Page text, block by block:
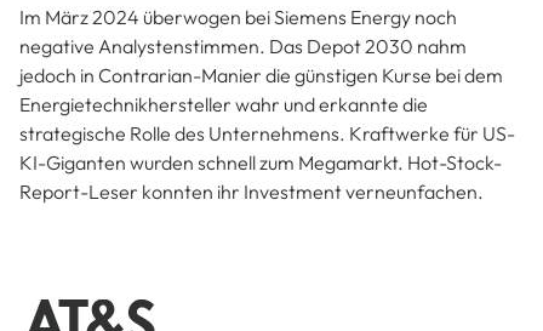
Im März 2024 überwogen bei Siemens Energy noch
negative Analystenstimmen. Das Depot 2030 nahm
jedoch in Contrarian-Manier die günstigen Kurse bei dem
Energietechnikhersteller wahr und erkannte die
strategische Rolle des Unternehmens. Kraftwerke für US-
KI-Giganten wurden schnell zum Megamarkt. Hot-Stock-
Report-Leser konnten ihr Investment verneunfachen.